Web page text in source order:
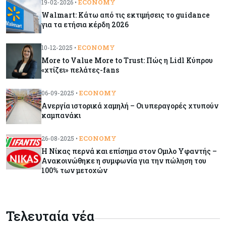
Κόσμος 08-08-2026
Γιατί οι κεντρικές τράπεζες αφήνουν τις αγορές
Κόσμος
Κρίσιμες πρώτες ύλες: Ο ευρωπαϊκός χάρτης
και οι προκλήσεις
ασφάλεια
19-02-2026 • ECONOMY
Walmart: Κάτω από τις εκτιμήσεις το guidance
για τα ετήσια κέρδη 2026
10-12-2025 • ECONOMY
More to Value More to Trust: Πώς η Lidl Κύπρου
«χτίζει» πελάτες-fans
06-09-2025 • ECONOMY
Ανεργία ιστορικά χαμηλή – Oι υπεραγορές χτυπούν
καμπανάκι
26-08-2025 • ECONOMY
H Nίκας περνά και επίσημα στον Ομιλο Υφαντής –
Ανακοινώθηκε η συμφωνία για την πώληση του
100% των μετοχών
Τελευταία νέα